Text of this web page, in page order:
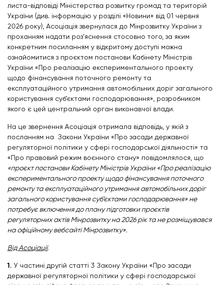
листа-відповіді Міністерства розвитку громад та територій
України (див. інформацію у розділі «Новини» від 01 червня
2026 року), Асоціація звернулася до Мінрозвитку України з
проханням надати роз’яснення стосовно того, за яким
конкретним посиланням у відкритому доступі можна
ознайомитися з проєктом постанови Кабінету Міністрів
України «Про реалізацію експериментального проекту
щодо фінансування поточного ремонту та
експлуатаційного утримання автомобільних доріг загального
користування суб’єктами господарювання», розробником
якого є цей центральний орган виконавчої влади.
На це звернення Асоціація отримала відповідь, у якій з
посланням на Закони України «Про засади державної
регуляторної політики у сфері господарської діяльності» та
«Про правовий режим воєнного стану» повідомлялося, що
«проєкт постанови Кабінету Міністрів України «Про реалізацію
експериментального проекту щодо фінансування поточного
ремонту та експлуатаційного утримання автомобільних доріг
загального користування суб’єктами господарювання» не
потребує включення до плану підготовки проєктів
регуляторних актів Мінрозвитку на 2026 рік та не розміщувався
на офіційному вебсайті Мінрозвитку».
Від Асоціації.
1. У частині другій статті 3 Закону України «Про засади
державної регуляторної політики у сфері господарської